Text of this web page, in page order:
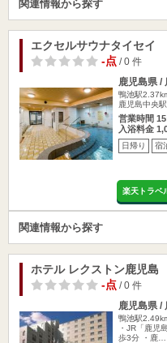
関連情報から探す
エクセルサウナタイセイ
-点/ 0 件
鹿児島県 /
鴨池駅
鹿児島中央
営業時間
入浴料金
日帰り 宿
楽天トラベ
関連情報から探す
ホテル レクストン鹿児島
-点/ 0 件
鹿児島県 /
鴨池駅
・JR「鹿児
歩3分 ・鹿…